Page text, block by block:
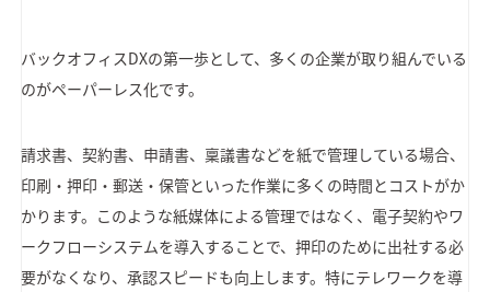
バックオフィスDXの第一歩として、多くの企業が取り組んでいる
のがペーパーレス化です。
請求書、契約書、申請書、稟議書などを紙で管理している場合、
印刷・押印・郵送・保管といった作業に多くの時間とコストがか
かります。このような紙媒体による管理ではなく、電子契約やワ
ークフローシステムを導入することで、押印のために出社する必
要がなくなり、承認スピードも向上します。特にテレワークを導